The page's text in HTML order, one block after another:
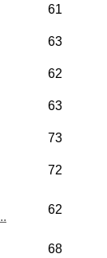
61
63
62
63
73
72
62
68